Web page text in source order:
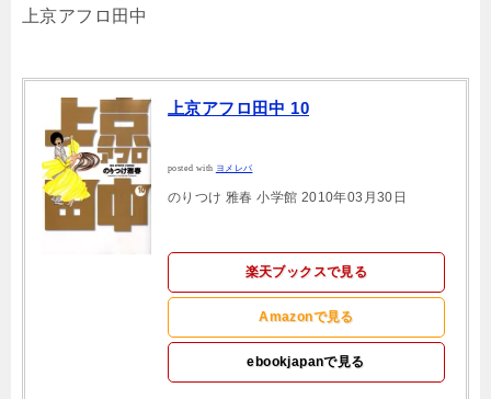
上京アフロ田中
上京アフロ田中 10
posted with ヨメレバ
のりつけ 雅春 小学館 2010年03月30日
楽天ブックスで見る
Amazonで見る
ebookjapanで見る